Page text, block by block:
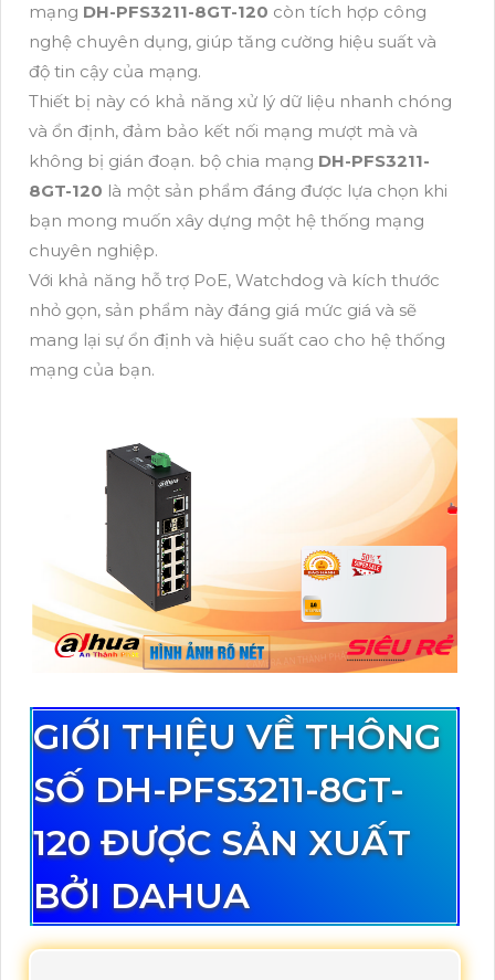
mạng DH-PFS3211-8GT-120 còn tích hợp công
nghệ chuyên dụng, giúp tăng cường hiệu suất và
độ tin cậy của mạng.
Thiết bị này có khả năng xử lý dữ liệu nhanh chóng
và ổn định, đảm bảo kết nối mạng mượt mà và
không bị gián đoạn. bộ chia mạng DH-PFS3211-
8GT-120 là một sản phẩm đáng được lựa chọn khi
bạn mong muốn xây dựng một hệ thống mạng
chuyên nghiệp.
Với khả năng hỗ trợ PoE, Watchdog và kích thước
nhỏ gọn, sản phẩm này đáng giá mức giá và sẽ
mang lại sự ổn định và hiệu suất cao cho hệ thống
mạng của bạn.
GIỚI THIỆU VỀ THÔNG
SỐ DH-PFS3211-8GT-
120 ĐƯỢC SẢN XUẤT
BỞI DAHUA